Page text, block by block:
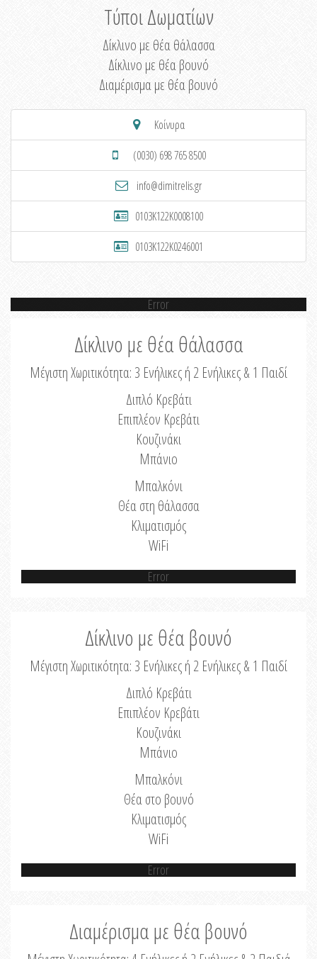
Τύποι Δωματίων
Δίκλινο με θέα θάλασσα
Δίκλινο με θέα βουνό
Διαμέρισμα με θέα βουνό
Κοίνυρα
(0030) 698 765 8500
info@dimitrelis.gr
0103K122K0008100
0103K122K0246001
Error
Δίκλινο με θέα θάλασσα
Μέγιστη Χωριτικότητα: 3 Ενήλικες ή 2 Ενήλικες & 1 Παιδί
Διπλό Κρεβάτι
Επιπλέον Κρεβάτι
Κουζινάκι
Μπάνιο
Μπαλκόνι
Θέα στη θάλασσα
Κλιματισμός
WiFi
Error
Δίκλινο με θέα βουνό
Μέγιστη Χωριτικότητα: 3 Ενήλικες ή 2 Ενήλικες & 1 Παιδί
Διπλό Κρεβάτι
Επιπλέον Κρεβάτι
Κουζινάκι
Μπάνιο
Μπαλκόνι
Θέα στο βουνό
Κλιματισμός
WiFi
Error
Διαμέρισμα με θέα βουνό